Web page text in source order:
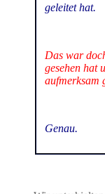
geleitet hat.
Das war
gesehen hat
aufmerksam
Genau.